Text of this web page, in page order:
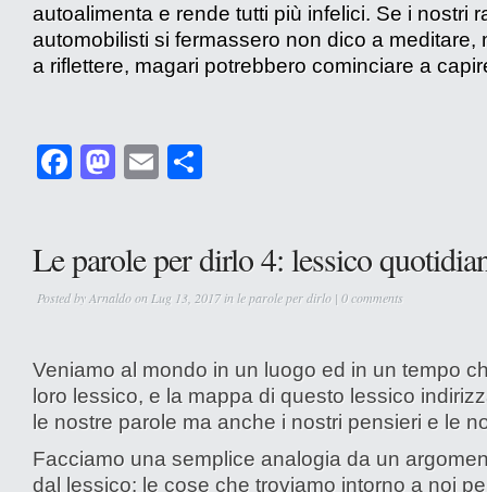
autoalimenta e rende tutti più infelici. Se i nostri
automobilisti si fermassero non dico a meditare,
a riflettere, magari potrebbero cominciare a
Facebook
Mastodon
Email
Le parole per dirlo 4: lessico
Posted byArnaldoon Lug 13, 2017 in le parole per dirlo | 0 comments
Veniamo al mondo in un luogo ed in un tempo
loro lessico, e la mappa di questo lessico
le nostre parole ma anche i nostri pensieri e le
Facciamo una semplice analogia da un
dal lessico: le cose che troviamo intorno a noi